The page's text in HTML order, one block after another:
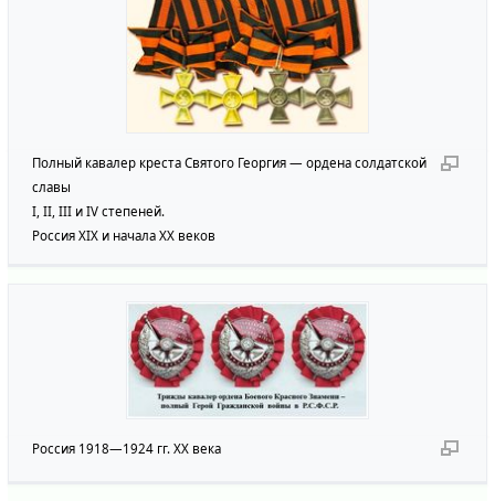
Полный кавалер креста Святого Георгия — ордена солдатской
славы
I, II, III и IV степеней.
Россия XIX и начала XX веков
Россия 1918—1924 гг. XX века